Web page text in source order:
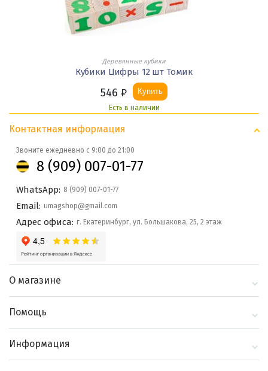
Деревянные кубики
Кубики Цифры 12 шт Томик
546 ₽ Купить
Есть в наличии
Контактная информация
Звоните ежедневно с 9:00 до 21:00
8 (909) 007-01-77
WhatsApp: 8 (909) 007-01-77
Email: umagshop@gmail.com
Адрес офиса: г. Екатеринбург, ул. Большакова, 25, 2 этаж
О магазине
Блог
Помощь
Информация